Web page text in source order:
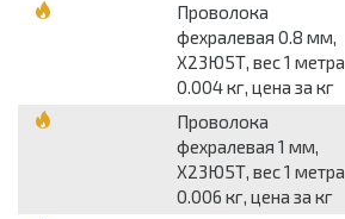
Проволока
фехралевая 0.8 мм,
Х23Ю5Т, вес 1 метра
0.004 кг, цена за кг
Проволока
фехралевая 1 мм,
Х23Ю5Т, вес 1 метра
0.006 кг, цена за кг